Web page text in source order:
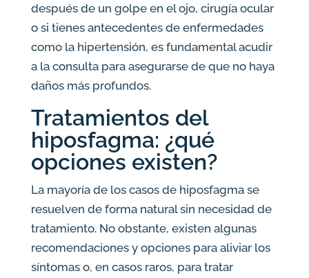
después de un golpe en el ojo, cirugía ocular
o si tienes antecedentes de enfermedades
como la hipertensión, es fundamental acudir
a la consulta para asegurarse de que no haya
daños más profundos.
Tratamientos del
hiposfagma: ¿qué
opciones existen?
La mayoría de los casos de hiposfagma se
resuelven de forma natural sin necesidad de
tratamiento. No obstante, existen algunas
recomendaciones y opciones para aliviar los
síntomas o, en casos raros, para tratar